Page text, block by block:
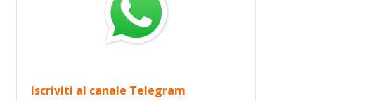
Iscriviti al canale Telegram